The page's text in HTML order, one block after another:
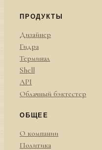
ПРОДУКТЫ
Дизайнер
Гидра
Терминал
Shell
API
Облачный бэктестер
ОБЩЕЕ
О компании
Политика